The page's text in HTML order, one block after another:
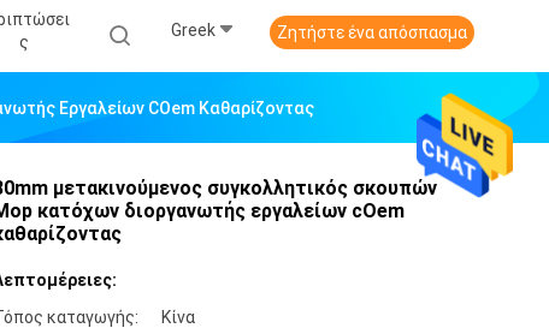
Σ
Greek Ζητήστε ένα απόσπασμα
Εργαλείων COem Καθαρίζοντας
μετακινούμενος συγκολλητικός σκουπών
κατόχων διοργανωτής εργαλείων cOem
καταγωγής:
Κίνα